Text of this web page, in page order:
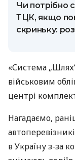
Чи потрібно
ТЦК, якщо
скриньку:
«Система
військовим
центрі
Нагадаємо,
в Україну з-за